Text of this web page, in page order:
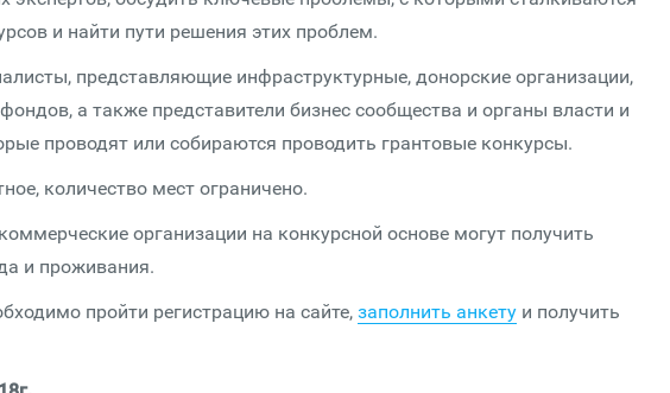
и найти пути решения этих проблем.
представляющие инфраструктурные, донорские организации,
а также представители бизнес сообщества и органы власти и
проводят или собираются проводить грантовые конкурсы.
количество мест ограничено.
организации на конкурсной основе могут получить
и проживания.
пройти регистрацию на сайте, заполнить анкету и получить